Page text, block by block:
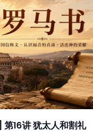
16讲 犹太人和割礼